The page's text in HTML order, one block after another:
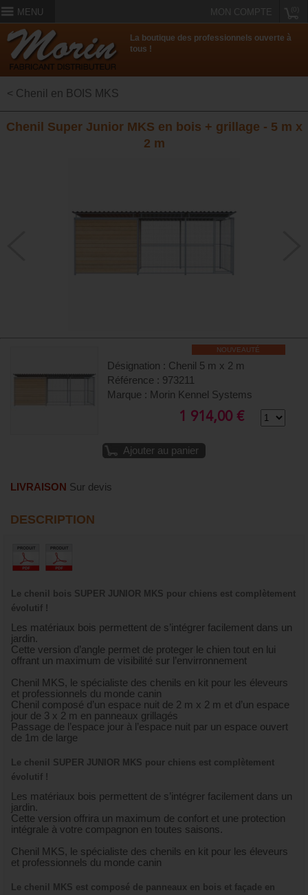
MENU MON COMPTE
La boutique des professionnels ouverte à
tous !
< Chenil en BOIS MKS
Chenil Super Junior MKS en bois + grillage - 5 m x
2 m
NOUVEAUTÉ
Désignation : Chenil 5 m x 2 m
Référence : 973211
Marque : Morin Kennel Systems
1 914,00 €
Ajouter au panier
LIVRAISON Sur devis
DESCRIPTION
Le chenil bois SUPER JUNIOR MKS pour chiens est complètement
évolutif !
Les matériaux bois permettent de s’intégrer facilement dans un
jardin.
Cette version d’angle permet de proteger le chien tout en lui
offrant un maximum de visibilité sur l’envirronnement
Chenil MKS, le spécialiste des chenils en kit pour les éleveurs
et professionnels du monde canin
Chenil composé d’un espace nuit de 2 m x 2 m et d’un espace
jour de 3 x 2 m en panneaux grillagés
Passage de l’espace jour à l’espace nuit par un espace ouvert
de 1m de large
Le chenil SUPER JUNIOR MKS pour chiens est complètement
évolutif !
Les matériaux bois permettent de s’intégrer facilement dans un
jardin.
Cette version offrira un maximum de confort et une protection
intégrale à votre compagnon en toutes saisons.
Chenil MKS, le spécialiste des chenils en kit pour les éleveurs
et professionnels du monde canin
Le chenil MKS est composé de panneaux en bois et façade en